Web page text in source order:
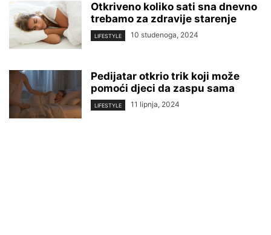
Otkriveno koliko sati sna dnevno
trebamo za zdravije starenje
LIFESTYLE 10 studenoga, 2024
Pedijatar otkrio trik koji može
pomoći djeci da zaspu sama
LIFESTYLE 11 lipnja, 2024